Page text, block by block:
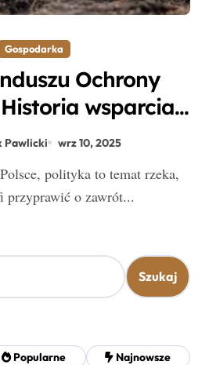
Gospodarka
Ochrony
wsparcia
której nie
Pawlicki wrz 10, 2025
przyprawić o zawrót...
Popularne Najnowsze